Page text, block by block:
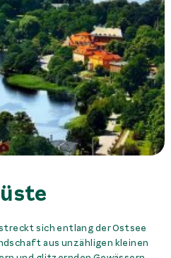
sich entlang der Ostsee
aus unzähligen kleinen